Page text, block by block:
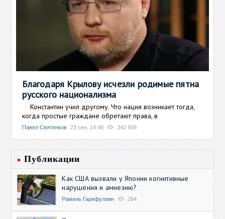
Благодаря Крылову исчезли родимые пятна
русского национализма
Константин учил другому. Что нация возникает тогда,
когда простые граждане обретают права, в
Павел Святенков 23 сен, 14:48 342 959
Публикации
Как США вызвали у Японии когнитивные
нарушения и амнезию?
Рамиль Гарифуллин 284